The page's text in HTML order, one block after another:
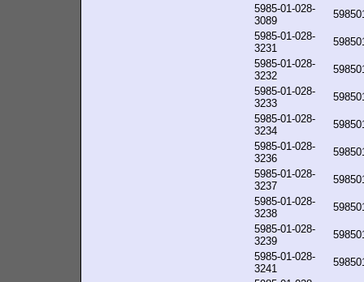
5985-01-028-
3089
5985-01-028-
3231
5985-01-028-
3232
5985-01-028-
3233
5985-01-028-
3234
5985-01-028-
3236
5985-01-028-
3237
5985-01-028-
3238
5985-01-028-
3239
5985-01-028-
3241